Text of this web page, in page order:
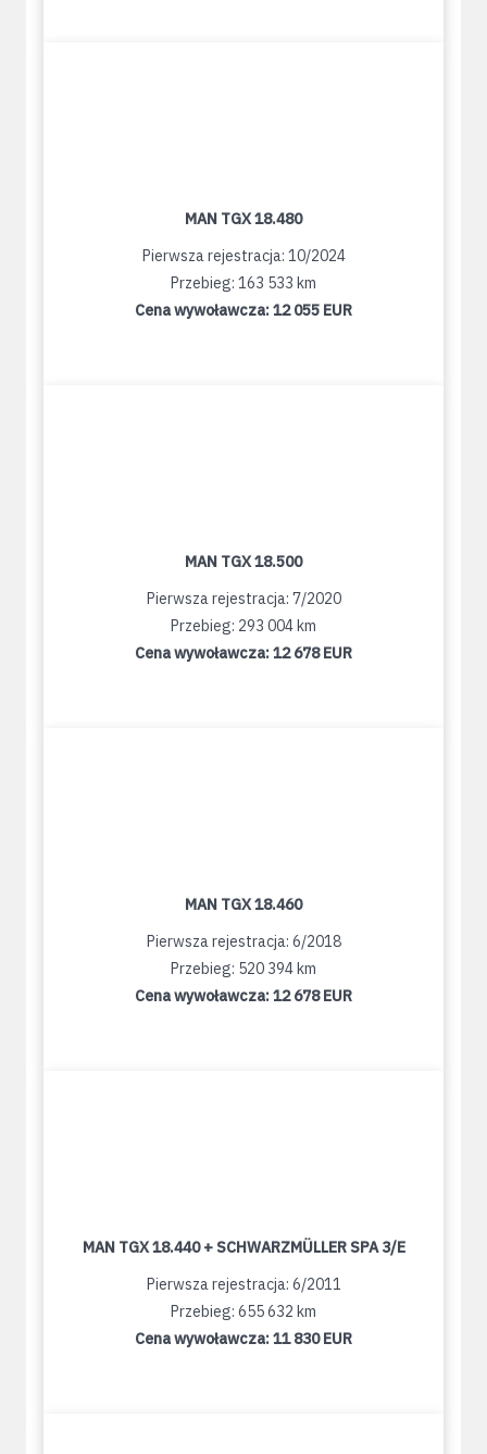
MAN TGX 18.480
Pierwsza rejestracja: 10/2024
Przebieg: 163 533 km
Cena wywoławcza:12 055 EUR
MAN TGX 18.500
Pierwsza rejestracja: 7/2020
Przebieg: 293 004 km
Cena wywoławcza:12 678 EUR
MAN TGX 18.460
Pierwsza rejestracja: 6/2018
Przebieg: 520 394 km
Cena wywoławcza:12 678 EUR
MAN TGX 18.440 + SCHWARZMÜLLER SPA 3/E
Pierwsza rejestracja: 6/2011
Przebieg: 655 632 km
Cena wywoławcza:11 830 EUR